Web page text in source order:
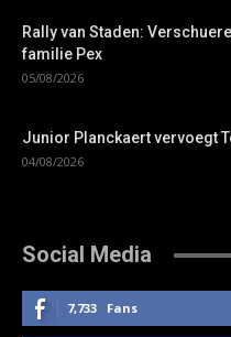
Rally van Staden:
familie Pex
05/08/2026
Junior Planckaert vervoegt
04/08/2026
Social Media
7,733 Fans